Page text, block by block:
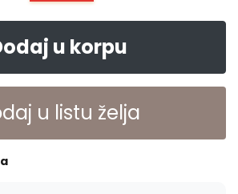
u korpu
u listu želja